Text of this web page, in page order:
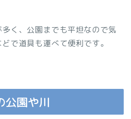
く、公園までも平坦なので気
で道具も運べて便利です。
公園や川